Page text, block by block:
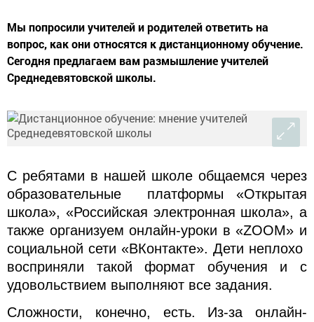
Мы попросили учителей и родителей ответить на
вопрос, как они относятся к дистанционному обучение.
Сегодня предлагаем вам размышление учителей
Среднедевятовской школы.
С ребятами в нашей школе общаемся через
образовательные платформы «Открытая
школа», «Российская электронная школа», а
также организуем онлайн-уроки в «ZOOM» и
социальной сети «ВКонтакте». Дети неплохо
восприняли такой формат обучения и с
удовольствием выполняют все задания.
Сложности, конечно, есть. Из-за онлайн-